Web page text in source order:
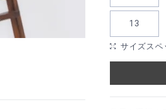
13
サイズスペ